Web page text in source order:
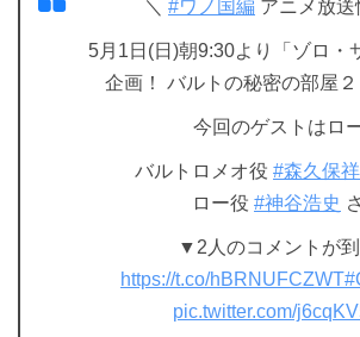
＼ #ワノ国編 アニメ放送
5月1日(日)朝9:30より「ゾロ・
企画！ バルトの秘密の部屋２
今回のゲストはロ
バルトロメオ役 #森久保
ロー役 #神谷浩史
▼2人のコメントが到
https://t.co/hBRNUFCZWT
pic.twitter.com/